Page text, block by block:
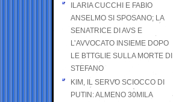
ILARIA CUCCHI E FABIO
ANSELMO SI SPOSANO; LA
SENATRICE DI AVS E
L’AVVOCATO INSIEME DOPO
LE BTTGLIE SULLA MORTE DI
STEFANO
KIM, IL SERVO SCIOCCO DI
PUTIN: ALMENO 30MILA